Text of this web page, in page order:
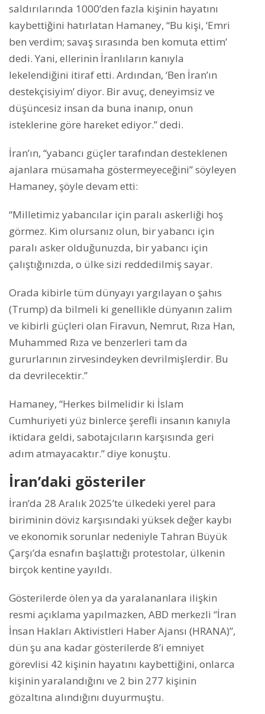
saldırılarında 1000’den fazla kişinin hayatını
kaybettiğini hatırlatan Hamaney, “Bu kişi, ‘Emri
ben verdim; savaş sırasında ben komuta ettim’
dedi. Yani, ellerinin İranlıların kanıyla
lekelendiğini itiraf etti. Ardından, ‘Ben İran’ın
destekçisiyim’ diyor. Bir avuç, deneyimsiz ve
düşüncesiz insan da buna inanıp, onun
isteklerine göre hareket ediyor.” dedi.
İran’ın, “yabancı güçler tarafından desteklenen
ajanlara müsamaha göstermeyeceğini” söyleyen
Hamaney, şöyle devam etti:
“Milletimiz yabancılar için paralı askerliği hoş
görmez. Kim olursanız olun, bir yabancı için
paralı asker olduğunuzda, bir yabancı için
çalıştığınızda, o ülke sizi reddedilmiş sayar.
Orada kibirle tüm dünyayı yargılayan o şahıs
(Trump) da bilmeli ki genellikle dünyanın zalim
ve kibirli güçleri olan Firavun, Nemrut, Rıza Han,
Muhammed Rıza ve benzerleri tam da
gururlarının zirvesindeyken devrilmişlerdir. Bu
da devrilecektir.”
Hamaney, “Herkes bilmelidir ki İslam
Cumhuriyeti yüz binlerce şerefli insanın kanıyla
iktidara geldi, sabotajcıların karşısında geri
adım atmayacaktır.” diye konuştu.
⁠İran’daki gösteriler
İran’da 28 Aralık 2025’te ülkedeki yerel para
biriminin döviz karşısındaki yüksek değer kaybı
ve ekonomik sorunlar nedeniyle Tahran Büyük
Çarşı’da esnafın başlattığı protestolar, ülkenin
birçok kentine yayıldı.
Gösterilerde ölen ya da yaralananlara ilişkin
resmi açıklama yapılmazken, ABD merkezli “İran
İnsan Hakları Aktivistleri Haber Ajansı (HRANA)”,
dün şu ana kadar gösterilerde 8’i emniyet
görevlisi 42 kişinin hayatını kaybettiğini, onlarca
kişinin yaralandığını ve 2 bin 277 kişinin
gözaltına alındığını duyurmuştu.